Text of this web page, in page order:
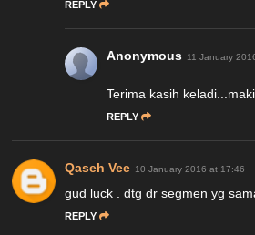
REPLY
Anonymous 11 January
Terima kasih
REPLY
Qaseh Vee 10 January 2016 at 17:46
gud luck . dtg dr segmen yg
REPLY